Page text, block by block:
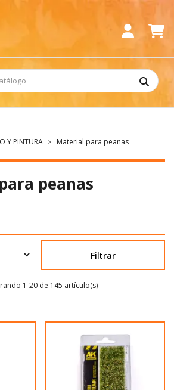
Y PINTURA Material para peanas
peanas
Filtrar
1-20 de 145 artículo(s)